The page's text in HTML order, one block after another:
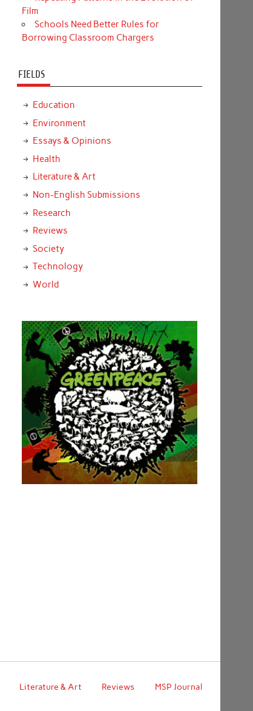
Film
Schools Need Better Rules for
Borrowing Classroom Chargers
FIELDS
Education
Environment
Essays & Opinions
Health
Literature & Art
Non-English Submissions
Research
Reviews
Society
Technology
World
Literature & Art Reviews MSP Journal